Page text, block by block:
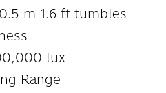
m 1.6 ft tumbles
lux
Range